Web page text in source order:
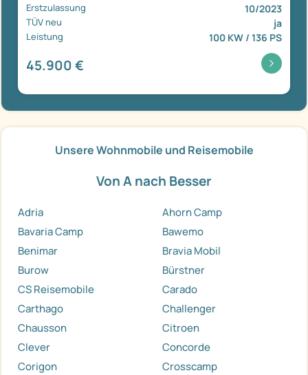
Erstzulassung 10/2023
TÜV neu ja
Leistung 100 KW / 136 PS
45.900 €
Unsere Wohnmobile und Reisemobile
Von A nach Besser
Adria
Ahorn Camp
Bavaria Camp
Bawemo
Benimar
Bravia Mobil
Burow
Bürstner
CS Reisemobile
Carado
Carthago
Challenger
Chausson
Citroen
Clever
Concorde
Corigon
Crosscamp